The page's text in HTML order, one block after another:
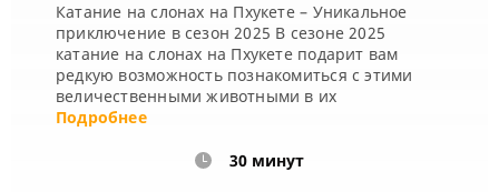
Катание на слонах на Пхукете – Уникальное
приключение в сезон 2025 В сезоне 2025
катание на слонах на Пхукете подарит вам
редкую возможность познакомиться с этими
величественными животными в их
естественной среде. Экскурсия начинается с
Подробнее
30 минут